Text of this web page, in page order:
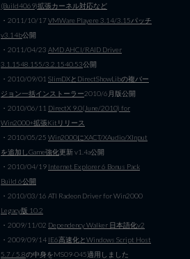
(Build4069)拡張カーネル対応など
・2011/10/17VMWare Playere 3.14/3.15パッチ
v3.14b公開
・2011/04/23 AMD AHCI/RAID Driver
3.1.1548.155/3.2.1540.53公開
・2010/09/01 SlimDXとDirectShowLibの複バー
ジョン一括インストーラー2010/6月版公開
・2010/06/11 DirectX 9.0(June/2010) for
Win2000+拡張Kitリリース
・2010/05/25 Win2000にXACT/XAudio/XInput
を追加しGame強化更新 v1.4a公開
・2010/04/19 Internet Explorer 6 Bonus Pack
Build 6公開
・2010/03/16 ATI Radeon Driver for Win2000
Legacy版 10.2
・2009/11/02 Dependency Walker 日本語化v2
・2009/09/14 IE6高速化とWindows Script Host
5.7 / 5.8の中身をMS09-045適用しました